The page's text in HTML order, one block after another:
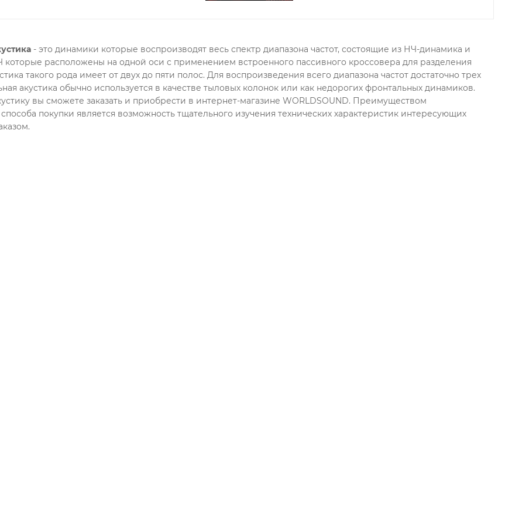
- это динамики которые воспроизводят весь спектр диапазона частот, состоящие из НЧ-динамика и
расположены на одной оси с применением встроенного пассивного кроссовера для разделения
такого рода имеет от двух до пяти полос. Для воспроизведения всего диапазона частот достаточно трех
акустика обычно используется в качестве тыловых колонок или как недорогих фронтальных динамиков.
вы сможете заказать и приобрести в интернет-магазине WORLDSOUND. Преимуществом
покупки является возможность тщательного изучения технических характеристик интересующих